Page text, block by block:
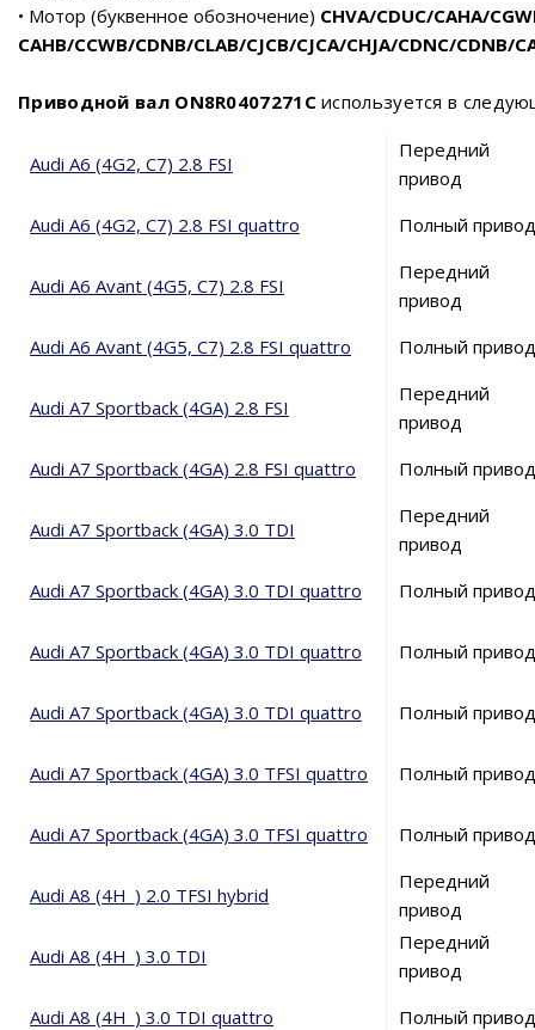
• Мотор (буквенное обозночение) CHVA/CDUC/CAHA/
CAHB/CCWB/CDNB/CLAB/CJCB/CJCA/CHJA/CDNC/CDNB/
Приводной вал ON8R0407271Cиспользуется в
Audi A6 (4G2, C7) 2.8 FSI
Передний
привод
Audi A6 (4G2, C7) 2.8 FSI quattro
Полный привод
Audi A6 Avant (4G5, C7) 2.8 FSI
Передний
привод
Audi A6 Avant (4G5, C7) 2.8 FSI quattro
Полный привод
Audi A7 Sportback (4GA) 2.8 FSI
Передний
привод
Audi A7 Sportback (4GA) 2.8 FSI quattro
Полный привод
Audi A7 Sportback (4GA) 3.0 TDI
Передний
привод
Audi A7 Sportback (4GA) 3.0 TDI quattro
Полный привод
Audi A7 Sportback (4GA) 3.0 TDI quattro Полный привод
Audi A7 Sportback (4GA) 3.0 TDI quattro Полный привод
Audi A7 Sportback (4GA) 3.0 TFSI quattro Полный привод
Audi A7 Sportback (4GA) 3.0 TFSI quattro Полный привод
Audi A8 (4H_) 2.0 TFSI hybrid
Передний
привод
Audi A8 (4H_) 3.0 TDI
Передний
привод
Audi A8 (4H_) 3.0 TDI quattro
Полный привод